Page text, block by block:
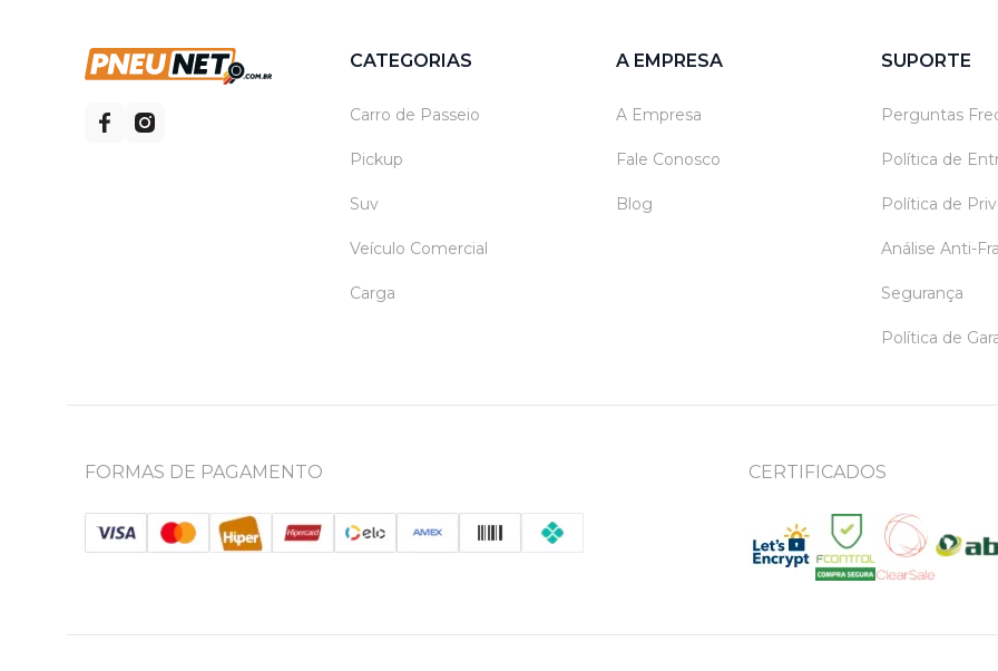
CATEGORIAS
Carro de Passeio
Pickup
Suv
Veículo Comercial
Carga
A EMPRESA
A Empresa
Fale Conosco
Blog
SUPORTE
Perguntas
Política de
Política de
Análise Anti-
Segurança
Política de
FORMAS DE PAGAMENTO CERTIFICADOS